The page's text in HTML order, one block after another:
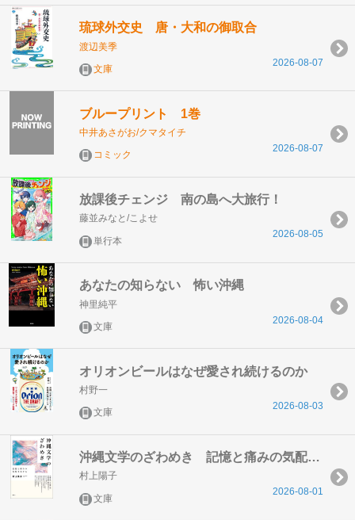
琉球外交史 唐・大和の御取合
渡辺美季
文庫
2026-08-07
ブループリント 1巻
中井あさがお/クマタイチ
コミック
2026-08-07
放課後チェンジ 南の島へ大旅行！
藤並みなと/こよせ
単行本
2026-08-05
あなたの知らない 怖い沖縄
神里純平
文庫
2026-08-04
オリオンビールはなぜ愛され続けるのか
村野一
文庫
2026-08-03
沖縄文学のざわめき 記憶と痛みの気配をなぞる
村上陽子
文庫
2026-08-01